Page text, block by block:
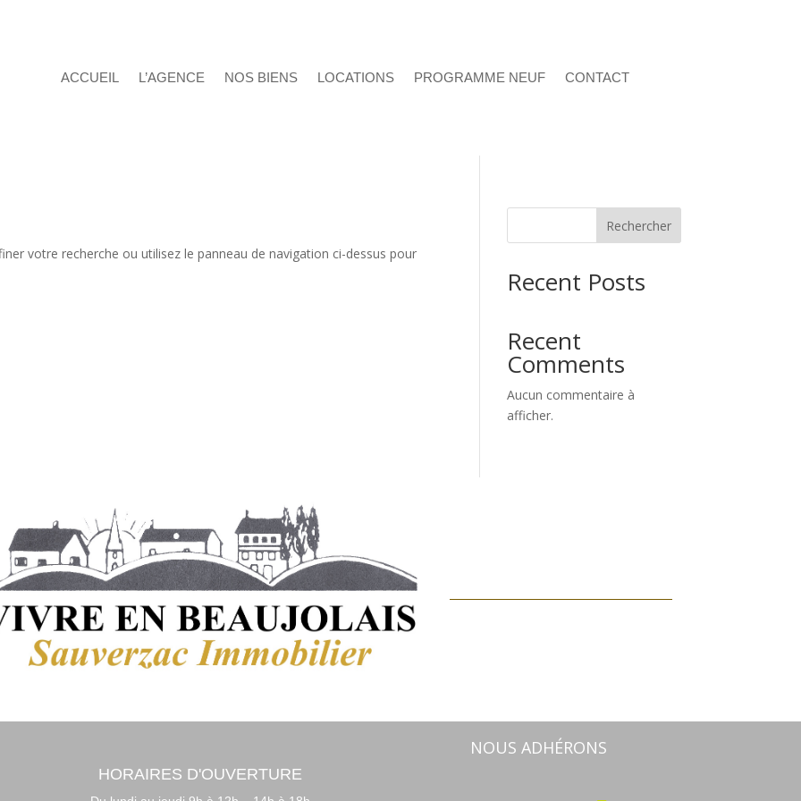
ACCUEIL L’AGENCE NOS BIENS LOCATIONS PROGRAMME NEUF CONTACT
votre recherche ou utilisez le panneau de navigation ci-dessus pour
Rechercher
Recent Posts
Recent
Comments
Aucun commentaire à
afficher.
HORAIRES D'OUVERTURE
NOUS ADHÉRONS